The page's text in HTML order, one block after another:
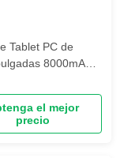
Tablet PC de
8000mAh
el mejor
precio